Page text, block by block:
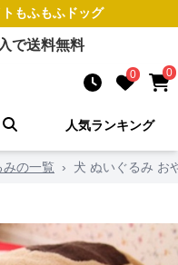
もふもふドッグ
で送料無料
0 0
人気ランキング
みの一覧 › 犬 ぬいぐるみ お